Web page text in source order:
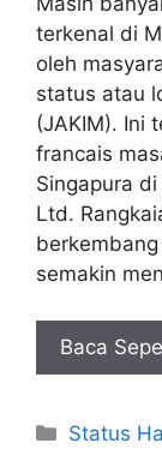
terkenal di
oleh
status atau
(JAKIM). Ini
francais
Singapura
Ltd.
semakin
Baca
Status